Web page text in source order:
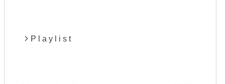
P l a y l i s t